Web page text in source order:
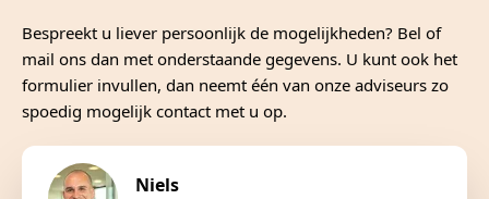
Bespreekt u liever persoonlijk de mogelijkheden? Bel of
mail ons dan met onderstaande gegevens. U kunt ook het
formulier invullen, dan neemt één van onze adviseurs zo
spoedig mogelijk contact met u op.
Niels